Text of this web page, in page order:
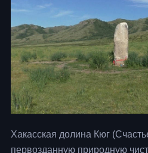
Хакасская долина Кюг
первозданную природную